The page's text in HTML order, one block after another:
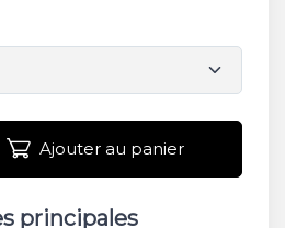
Ajouter au panier
principales